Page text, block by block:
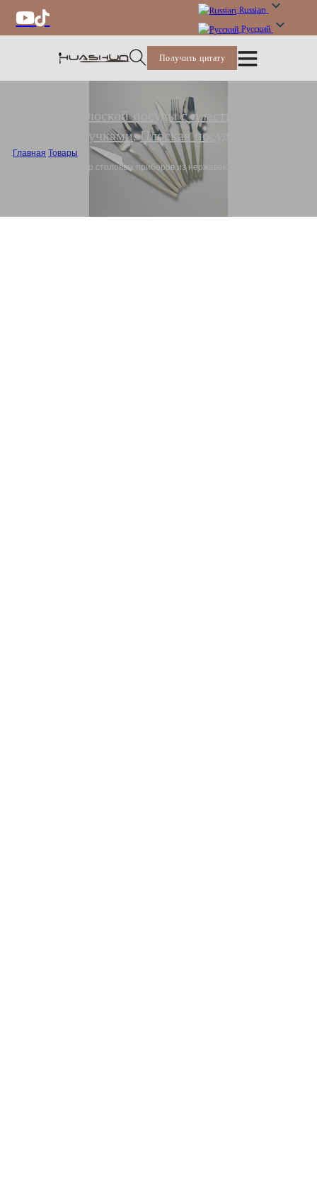
Russian
Русский
Получить цитату
Набор плоской посуды с пластиковыми
ручками,Плоская посуда
Главная Товары
Оптовая 18/0 набор столовых приборов из нержавеющей стали